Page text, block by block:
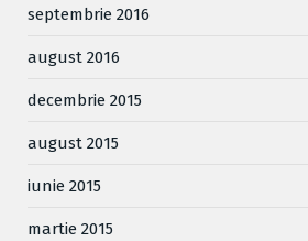
septembrie 2016
august 2016
decembrie 2015
august 2015
iunie 2015
martie 2015